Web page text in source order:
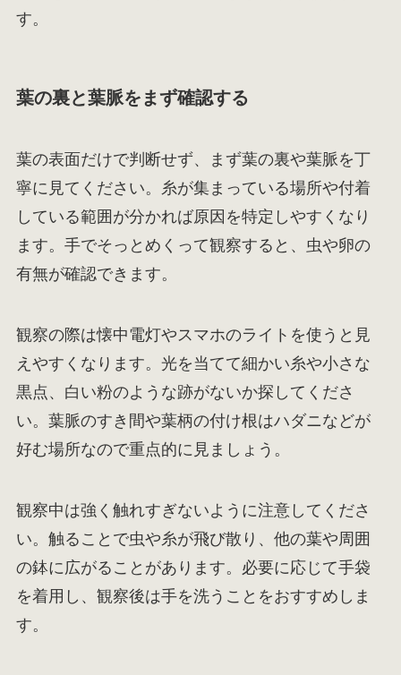
す。
葉の裏と葉脈をまず確認する
葉の表面だけで判断せず、まず葉の裏や葉脈を丁
寧に見てください。糸が集まっている場所や付着
している範囲が分かれば原因を特定しやすくなり
ます。手でそっとめくって観察すると、虫や卵の
有無が確認できます。
観察の際は懐中電灯やスマホのライトを使うと見
えやすくなります。光を当てて細かい糸や小さな
黒点、白い粉のような跡がないか探してくださ
い。葉脈のすき間や葉柄の付け根はハダニなどが
好む場所なので重点的に見ましょう。
観察中は強く触れすぎないように注意してくださ
い。触ることで虫や糸が飛び散り、他の葉や周囲
の鉢に広がることがあります。必要に応じて手袋
を着用し、観察後は手を洗うことをおすすめしま
す。